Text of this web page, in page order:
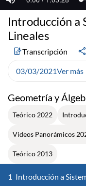
Geometría y
Teórico 2022
Videos Panorámicos
Teórico 2013
1 Introducción a
Introducción a
Lineales
Transcripción
03/03/2021Ver más